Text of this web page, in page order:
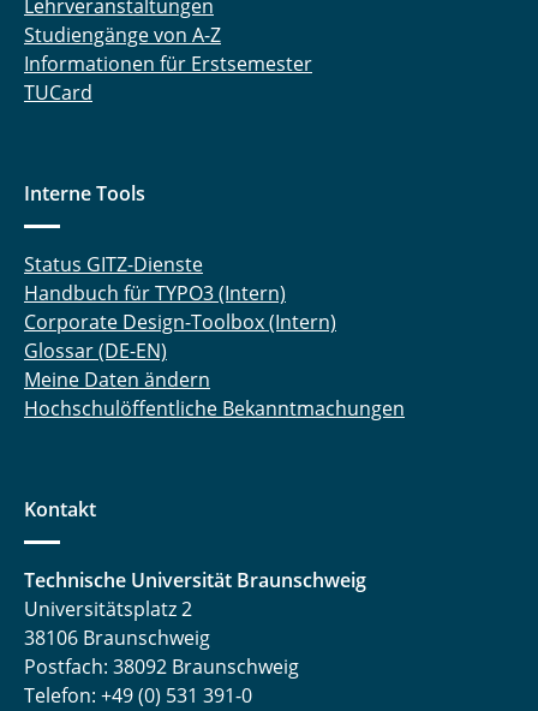
Lehrveranstaltungen
Studiengänge von A-Z
Informationen für Erstsemester
TUCard
Interne Tools
Status GITZ-Dienste
Handbuch für TYPO3 (Intern)
Corporate Design-Toolbox (Intern)
Glossar (DE-EN)
Meine Daten ändern
Hochschulöffentliche Bekanntmachungen
Kontakt
Technische Universität Braunschweig
Universitätsplatz 2
38106 Braunschweig
Postfach: 38092 Braunschweig
Telefon: +49 (0) 531 391-0